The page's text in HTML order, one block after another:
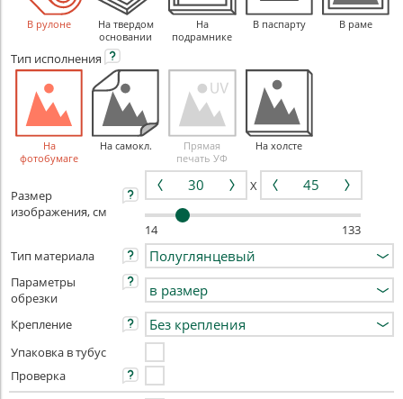
В рулоне
На твердом
основании
На
подрамнике
В паспарту В раме
Тип исполнения
На
фотобумаге
На самокл.
Прямая
печать УФ
На холсте
Размер
изображения, см
X
14
133
Тип материала
Параметры
обрезки
Крепление
Упаковка в тубус
Проверка